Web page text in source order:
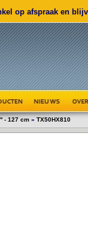
op afspraak en
- 127 cm » TX50HX810